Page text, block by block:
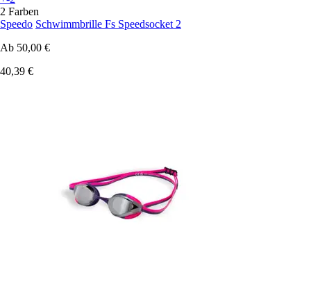
2 Farben
Speedo Schwimmbrille Fs Speedsocket 2
Ab 50,00 €
40,39 €